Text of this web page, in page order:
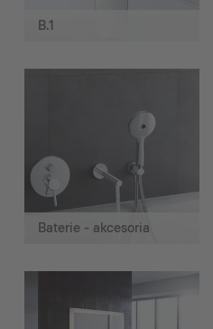
B.1
Baterie - akcesoria